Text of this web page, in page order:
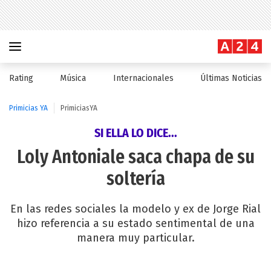
Rating Música Internacionales Últimas Noticias
Primicias YA PrimiciasYA
SI ELLA LO DICE...
Loly Antoniale saca chapa de su
soltería
En las redes sociales la modelo y ex de Jorge Rial
hizo referencia a su estado sentimental de una
manera muy particular.